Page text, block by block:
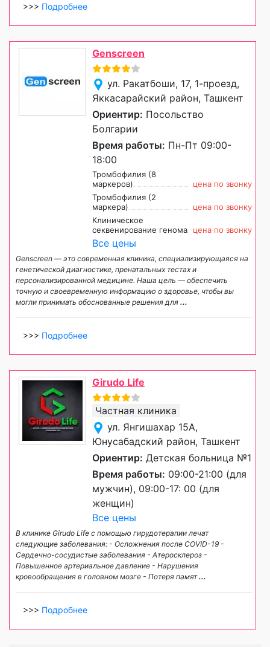
>>> Подробнее
Genscreen
ул. Ракатбоши, 17, 1-проезд,
Яккасарайский район, Ташкент
Ориентир: Посольство
Болгарии
Время работы: Пн-Пт 09:00-
18:00
Тромбофилия (8
маркеров)
цена по звонку
Тромбофилия (2
маркера)
цена по звонку
Клиническое
секвенирование генома
цена по звонку
Все цены
Genscreen — это современная клиника, специализирующаяся на
генетической диагностике, пренатальных тестах и
персонализированной медицине. Наша цель — обеспечить
точную и своевременную информацию о здоровье, чтобы вы
могли принимать обоснованные решения для ...
>>> Подробнее
Girudo Life
Частная клиника
ул. Янгишахар 15А,
Юнусабадский район, Ташкент
Ориентир: Детская больница №1
Время работы: 09:00-21:00 (для
мужчин), 09:00-17: 00 (для
женщин)
Все цены
В клинике Girudo Life с помощью гирудотерапии лечат
следующие заболевания: - Осложнения после COVID-19 -
Сердечно-сосудистые заболевания - Атеросклероз -
Повышенное артериальное давление - Нарушения
кровообращения в головном мозге - Потеря памят...
>>> Подробнее